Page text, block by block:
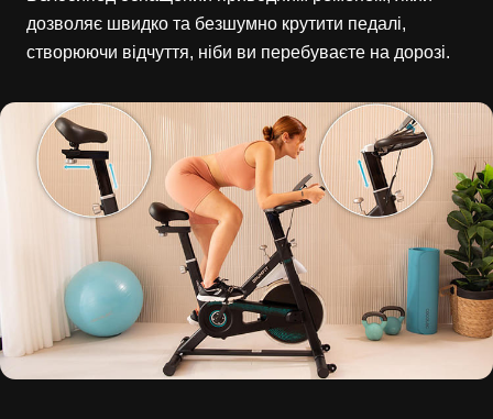
дозволяє швидко та безшумно крутити педалі,
створюючи відчуття, ніби ви перебуваєте на дорозі.